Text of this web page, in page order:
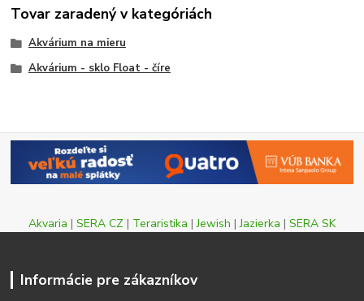
Tovar zaradený v kategóriách
Akvárium na mieru
Akvárium - sklo Float - číre
Akvaria | SERA CZ | Teraristika |Jewish |Jazierka | SERA SK
Informácie pre zákazníkov